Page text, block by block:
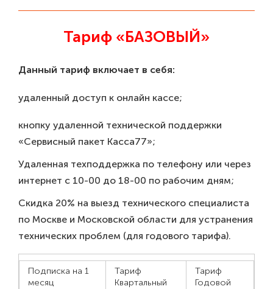
Тариф «БАЗОВЫЙ»
Данный тариф включает в себя:
удаленный доступ к онлайн кассе;
кнопку удаленной технической поддержки
«Сервисный пакет Касса77»;
Удаленная техподдержка по телефону или через
интернет с 10-00 до 18-00 по рабочим дням;
Скидка 20% на выезд технического специалиста
по Москве и Московской области для устранения
технических проблем (для годового тарифа).
Подписка на 1
месяц
Тариф
Квартальный
Тариф
Годовой